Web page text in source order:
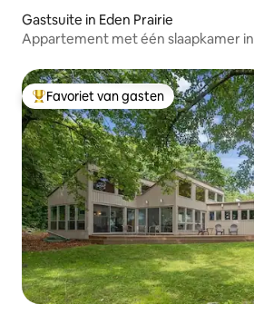
Gastsuite in Eden Prairie
Appartement met één slaapkamer in
Topfavoriet van gasten
Favoriet van gasten